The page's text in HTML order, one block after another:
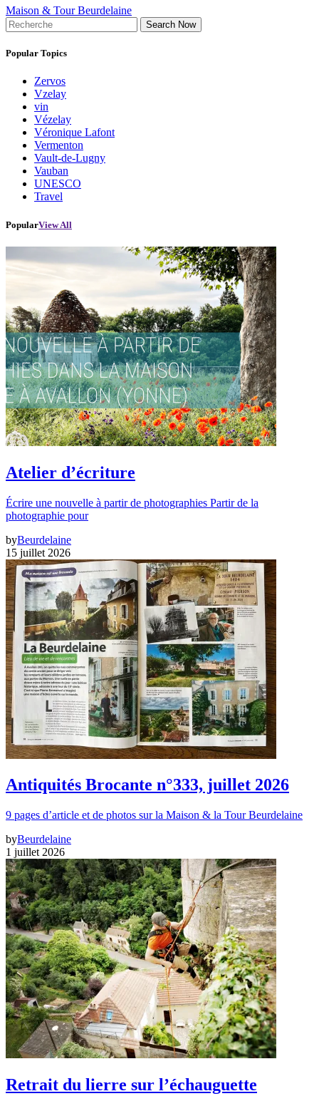
Maison & Tour Beurdelaine
Search Now
Popular Topics
Zervos
Vzelay
vin
Vézelay
Véronique Lafont
Vermenton
Vault-de-Lugny
Vauban
UNESCO
Travel
PopularView All
Atelier d’écriture
Écrire une nouvelle à partir de photographies Partir de la
photographie pour
byBeurdelaine
15 juillet 2026
Antiquités Brocante n°333, juillet 2026
9 pages d’article et de photos sur la Maison & la Tour Beurdelaine
byBeurdelaine
1 juillet 2026
Retrait du lierre sur l’échauguette